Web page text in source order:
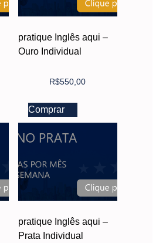
pratique Inglês aqui –
Ouro Individual
R$550,00
Comprar
pratique Inglês aqui –
Prata Individual